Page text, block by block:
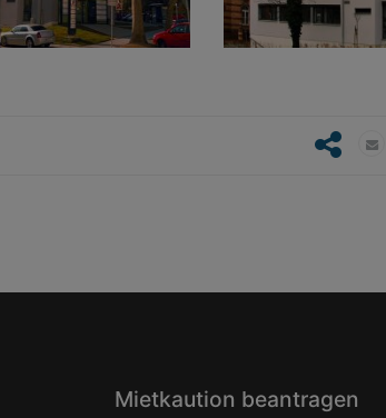
Mietkaution beantragen